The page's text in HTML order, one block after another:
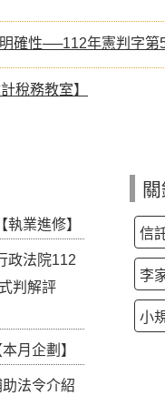
確性──112年憲判字第
稅務教室】
業進修】
政法院112
判解評
月企劃】
法令介紹
信
李
小